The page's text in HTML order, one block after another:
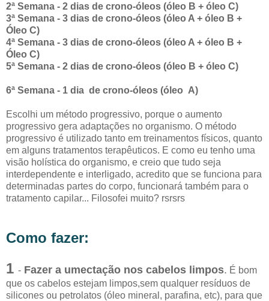
2ª Semana - 2 dias de crono-óleos (óleo B + óleo C)
3ª Semana - 3 dias de crono-óleos (óleo A + óleo B +
Óleo C)
4ª Semana - 3 dias de crono-óleos (óleo A + óleo B +
Óleo C)
5ª Semana - 2 dias de crono-óleos (óleo B + óleo C)
6ª Semana - 1 dia de crono-óleos (óleo A)
Escolhi um método progressivo, porque o aumento
progressivo gera adaptações no organismo. O método
progressivo é utilizado tanto em treinamentos físicos, quanto
em alguns tratamentos terapêuticos. E como eu tenho uma
visão holística do organismo, e creio que tudo seja
interdependente e interligado, acredito que se funciona para
determinadas partes do corpo, funcionará também para o
tratamento capilar... Filosofei muito? rsrsrs
Como fazer:
1 - Fazer a umectação nos cabelos limpos. É bom
que os cabelos estejam limpos,sem qualquer resíduos de
silicones ou petrolatos (óleo mineral, parafina, etc), para que